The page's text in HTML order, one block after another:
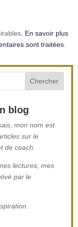
En savoir plus
sont traitées
blog
mon nom est
sur le
de coach.
lectures, mes
par le